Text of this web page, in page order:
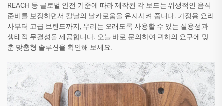
REACH 등 글로벌 안전 기준에 따라 제작된 각 보드는 위생적인 음식
준비를 보장하면서 칼날의 날카로움을 유지시켜 줍니다. 가정용 요리
사부터 고급 브랜드까지, 우리는 오래도록 사용할 수 있는 실용성과
생태적 무결성을 제공합니다. 오늘 바로 문의하여 귀하의 요구에 맞
춘 맞춤형 솔루션을 확인해 보세요.